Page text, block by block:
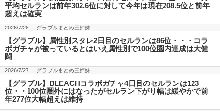
平均セルランは前年302.6位に対して今年は現在208.5位と前年
超えは確実
2026/7/28 グラブルまとめ三姉妹
【グラブル】属性別スタレ2日目のセルランは86位・・・コラ
ボガチャが被っているとはいえ属性別で100位圏内達成は大健
闘
2026/7/27 グラブルまとめ三姉妹
【グラブル】BLEACHコラボガチャ4日目のセルランは123
位・・100位圏外にはなったがセルラン下がり幅は緩やかで前
年277位大幅超えは維持